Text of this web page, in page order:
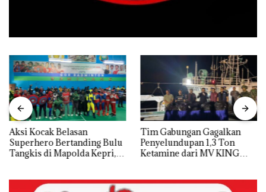
Aksi Kocak Belasan
Superhero Bertanding Bulu
Tangkis di Mapolda Kepri,
Tim Gabungan Gagalkan
Penyelundupan 1,3 Ton
Ketamine dari MV KING